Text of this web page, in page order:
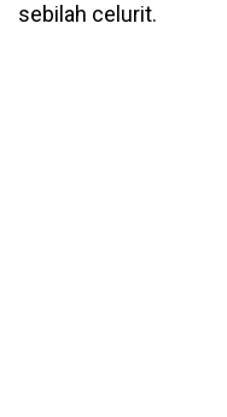
sebilah celurit.